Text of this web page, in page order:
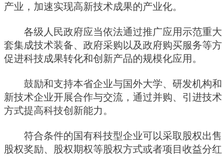
产业，加速实现高新技术成果的产业化。
各级人民政府应当依法通过推广应用示范重
套集成技术装备、政府采购以及政府购买服务等
促进科技成果转化和创新产品的规模化应用。
鼓励和支持本省企业与国外大学、研发机构
新技术企业开展合作与交流，通过并购、引进技
方式提高科技创新能力。
符合条件的国有科技型企业可以采取股权出
股权奖励、股权期权等股权方式或者项目收益分